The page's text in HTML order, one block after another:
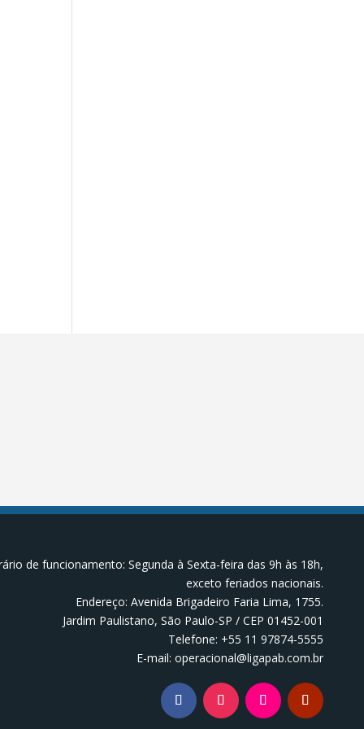
de funcionamento: Segunda à Sexta-feira das 9h às 18h,
exceto feriados nacionais.
Endereço: Avenida Brigadeiro Faria Lima, 1755.
Jardim Paulistano, São Paulo-SP / CEP 01452-001
Telefone: +55 11 97874-5555
E-mail: operacional@ligapab.com.br